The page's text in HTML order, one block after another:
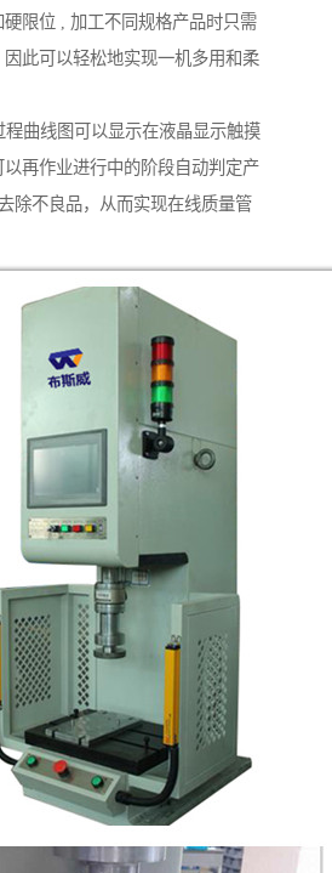
限位 , 加工不同规格产品时只需
此可以轻松地实现一机多用和柔
曲线图可以显示在液晶显示触摸
再作业进行中的阶段自动判定产
除不良品，从而实现在线质量管